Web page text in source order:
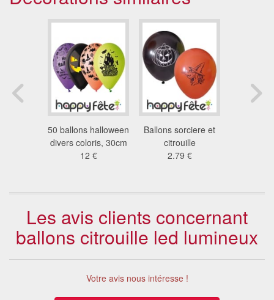
50 ballons halloween
divers coloris, 30cm
12 €
Ballons sorciere et
citrouille
2.79 €
Les avis clients concernant
ballons citrouille led lumineux
Votre avis nous intéresse !